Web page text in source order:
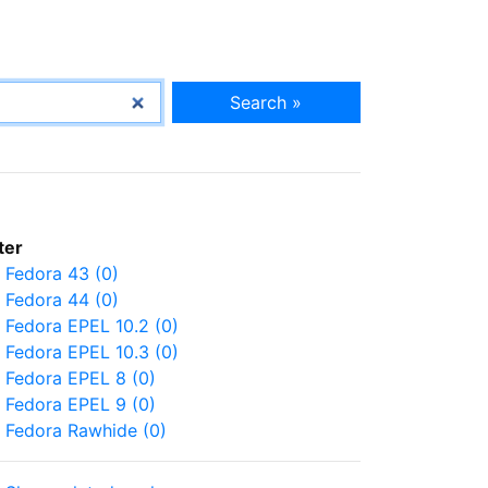
Search »
Fedora 43 (0)
Fedora 44 (0)
Fedora EPEL 10.2 (0)
Fedora EPEL 10.3 (0)
Fedora EPEL 8 (0)
Fedora EPEL 9 (0)
Fedora Rawhide (0)